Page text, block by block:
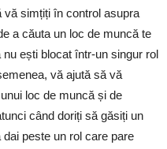
vă simțiți în control asupra
a căuta un loc de muncă te
ești blocat într-un singur rol
vă ajută să vă
loc de muncă și de
când doriți să găsiți un
peste un rol care pare